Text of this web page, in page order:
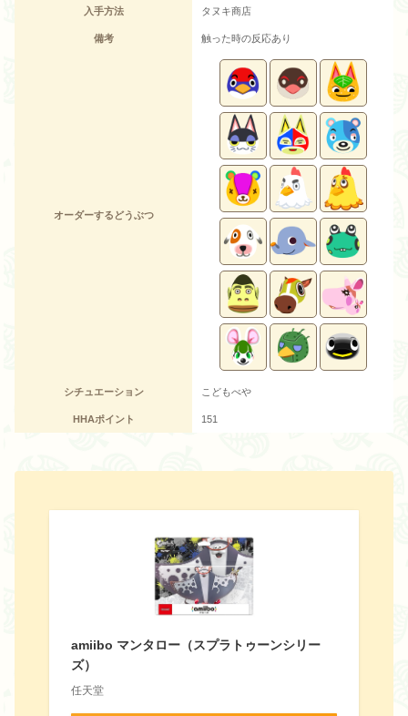
入手方法 タヌキ商店
備考 触った時の反応あり
オーダーするどうぶつ
シチュエーション こどもべや
HHAポイント 151
amiibo マンタロー（スプラトゥーンシリー
ズ）
任天堂